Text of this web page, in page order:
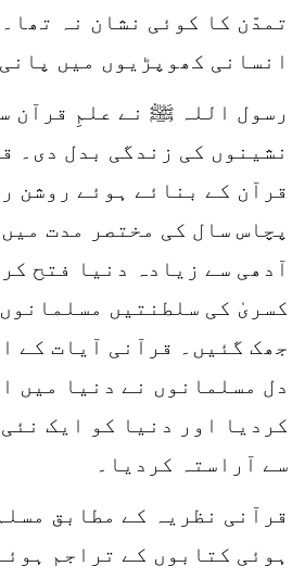
تمدّن کا کوئی نشان نہ
انسانی کھوپڑیوں میں
رسول اللہ ﷺ نے علمِ قرآن
نشینوں کی زندگی بدل دی۔
قرآن کے بنائے ہوئے روشن
پچاس سال کی مختصر مدت
آدھی سے زیادہ دنیا فتح
کسریٰ کی سلطنتیں
جھک گئیں۔ قرآنی آیات کے
دل مسلمانوں نے دنیا میں
کردیا اور دنیا کو ایک
سے آراستہ کردیا۔
قرآنی نظریہ کے مطابق
ہوئی کتابوں کے تراجم